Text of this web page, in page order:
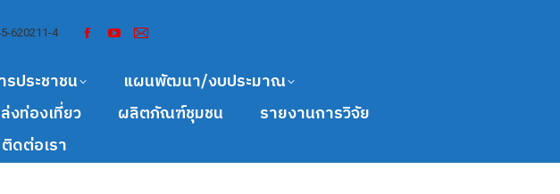
620211-4
รประชาชน
แผนพัฒนา/งบประมาณ
งท่องเที่ยว ผลิตภัณฑ์ชุมชน
รายงานการวิจัย
ติดต่อเรา